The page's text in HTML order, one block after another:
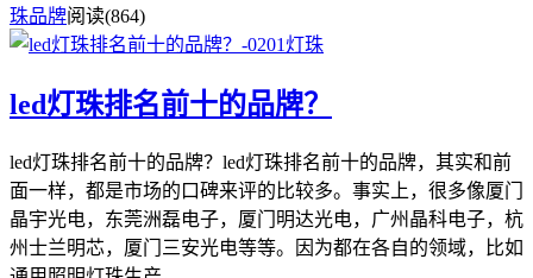
珠品牌阅读(864)
led灯珠排名前十的品牌？
led灯珠排名前十的品牌？led灯珠排名前十的品牌，其实和前
面一样，都是市场的口碑来评的比较多。事实上，很多像厦门
晶宇光电，东莞洲磊电子，厦门明达光电，广州晶科电子，杭
州士兰明芯，厦门三安光电等等。因为都在各自的领域，比如